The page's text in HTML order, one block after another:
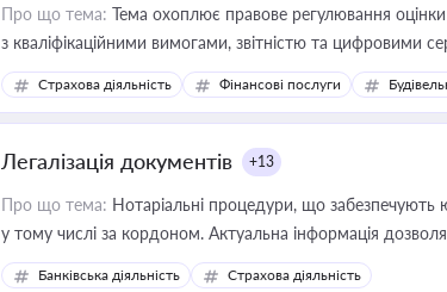
Про що тема: Тема охоплює правове регулювання
з кваліфікаційними вимогами, звітністю та цифровими
медійних змін у цій сфері корисне для власника
приватизації, оренди державного майна, корпоративних
Страхова діяльність Фінансові послуги
Легалізація документів +13
Про що тема: Нотаріальні процедури, що забезпечують
у тому числі за кордоном. Актуальна інформація
ризиків недійсності та забезпечувати їх належне
Банківська діяльність Страхова діяльність